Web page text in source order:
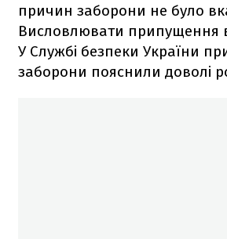
причин заборони не було
Висловлювати припущення
У Службі безпеки України
заборони пояснили доволі